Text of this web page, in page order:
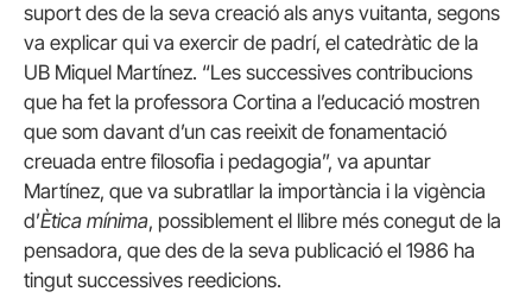
suport des de la seva creació als anys vuitanta, segons
va explicar qui va exercir de padrí, el catedràtic de la
UB Miquel Martínez. “Les successives contribucions
que ha fet la professora Cortina a l’educació mostren
que som davant d’un cas reeixit de fonamentació
creuada entre filosofia i pedagogia”, va apuntar
Martínez, que va subratllar la importància i la vigència
d’Ètica mínima, possiblement el llibre més conegut de la
pensadora, que des de la seva publicació el 1986 ha
tingut successives reedicions.